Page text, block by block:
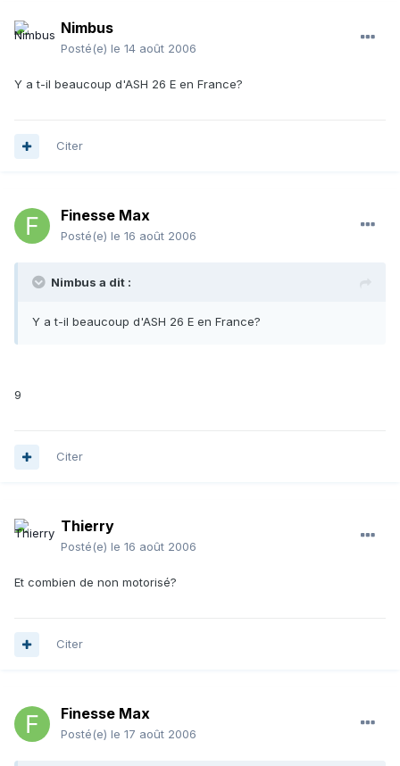
Nimbus
Posté(e) le 14 août 2006
Y a t-il beaucoup d'ASH 26 E en France?
Citer
Finesse Max
Posté(e) le 16 août 2006
Nimbus a dit :
Y a t-il beaucoup d'ASH 26 E en France?
9
Citer
Thierry
Posté(e) le 16 août 2006
Et combien de non motorisé?
Citer
Finesse Max
Posté(e) le 17 août 2006